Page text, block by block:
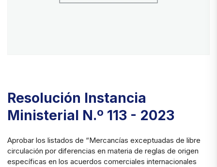
Resolución Instancia
Ministerial N.º 113 - 2023
Aprobar los listados de “Mercancías exceptuadas de libre
circulación por diferencias en materia de reglas de origen
específicas en los acuerdos comerciales internacionales